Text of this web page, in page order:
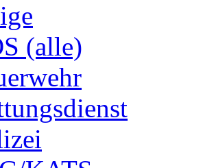
(alle)